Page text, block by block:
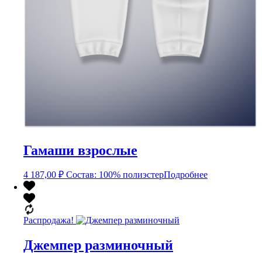
Гамаши взрослые
4 187,00 ₽ Состав: 100% полиэстерПодробнее
Распродажа!
Джемпер разминочный